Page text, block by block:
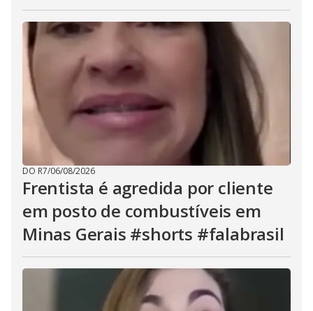
DO R7/06/08/2026
Frentista é agredida por cliente
em posto de combustíveis em
Minas Gerais #shorts #falabrasil